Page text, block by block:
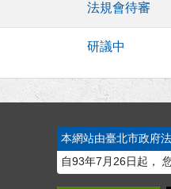
法規會待審
研議中
本網站由臺北市政府
自93年7月26日起，